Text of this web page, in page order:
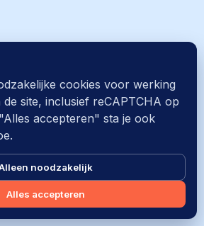
cookies voor werking
de site, inclusief reCAPTCHA op
accepteren" sta je ook
noodzakelijk
Alles accepteren